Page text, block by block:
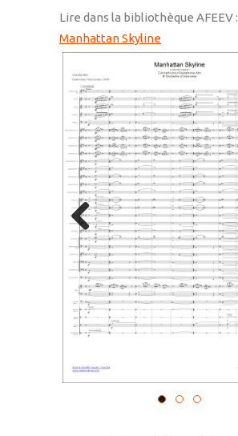
Lire dans la bibliothèque AFEEV :
Manhattan Skyline
Previous